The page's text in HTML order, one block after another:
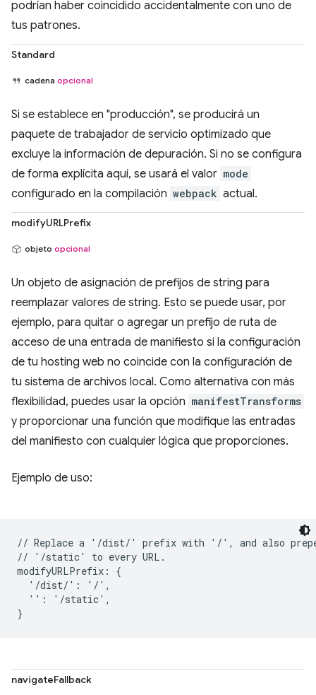
podrían haber coincidido accidentalmente con uno de
tus patrones.
Standard
cadena opcional
Si se establece en "producción", se producirá un
paquete de trabajador de servicio optimizado que
excluye la información de depuración. Si no se configura
de forma explícita aquí, se usará el valor mode
configurado en la compilación webpack actual.
modifyURLPrefix
objeto opcional
Un objeto de asignación de prefijos de string para
reemplazar valores de string. Esto se puede usar, por
ejemplo, para quitar o agregar un prefijo de ruta de
acceso de una entrada de manifiesto si la configuración
de tu hosting web no coincide con la configuración de
tu sistema de archivos local. Como alternativa con más
flexibilidad, puedes usar la opción manifestTransforms
y proporcionar una función que modifique las entradas
del manifiesto con cualquier lógica que proporciones.
Ejemplo de uso:
// Replace a '/dist/' prefix with '/', and also
// '/static' to every URL.
modifyURLPrefix: {
  '/dist/': '/',
  '': '/static',
navigateFallback